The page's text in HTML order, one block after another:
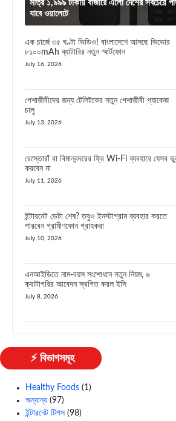
মাত্র ১,৯৯৯ টাকায় বাজারে এলো দেশের সবচেয়ে
যাবে ওয়ালেটে
এক চার্জে ৩৫ ঘণ্টা ভিডিও! বাংলাদেশে আসছে ভিভোর
৮১০০mAh ব্যাটারির নতুন স্মার্টফোন
July 16, 2026
পেশাজীবীদের জন্য টেলিটকের নতুন পেশাজীবী প্যাকেজ
চালু
July 13, 2026
রেস্তোরাঁ বা বিমানবন্দরের ফ্রি Wi-Fi ব্যবহারে যেসব
করবেন না
July 11, 2026
ইন্টারনেট ডেটা শেষ? তবুও ইনস্টাগ্রাম ব্যবহার করতে
পারবেন গ্রামীণফোন গ্রাহকরা
July 10, 2026
এনআইডিতে নাম-বয়স সংশোধনে নতুন নিয়ম, ৬
ক্যাটাগরির আবেদন স্থগিত করল ইসি
July 8, 2026
⚡ বিভাগসমূহ
Healthy Foods (1)
অন্যান্য (97)
ইন্টারনেট টিপস (98)